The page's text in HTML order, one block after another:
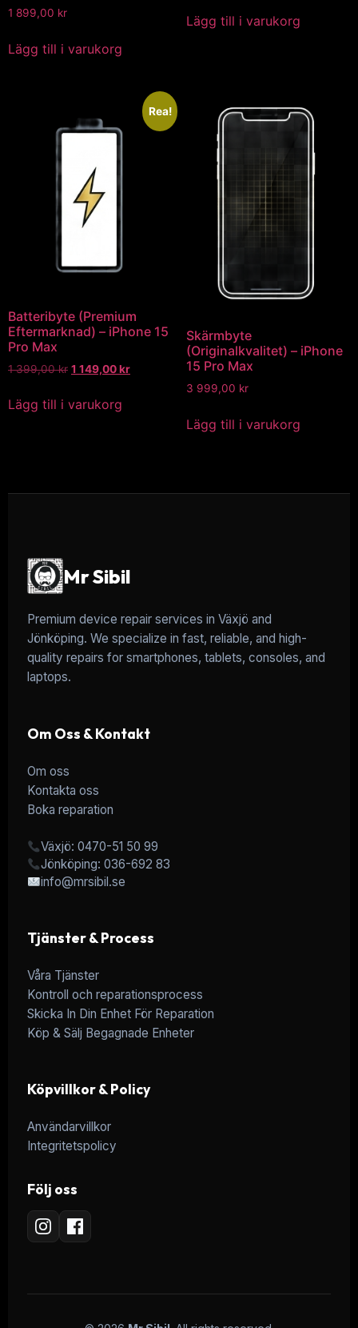
1 899,00 kr
Lägg till i varukorg
Lägg till i varukorg
Rea!
Batteribyte (Premium
Eftermarknad) – iPhone 15
Pro Max
1 399,00kr 1 149,00kr
Lägg till i varukorg
Skärmbyte
(Originalkvalitet) – iPhone
15 Pro Max
3 999,00 kr
Lägg till i varukorg
Mr Sibil
Premium device repair services in Växjö and
Jönköping. We specialize in fast, reliable, and high-
quality repairs for smartphones, tablets, consoles, and
laptops.
Om Oss & Kontakt
Om oss
Kontakta oss
Boka reparation
Växjö: 0470-51 50 99
Jönköping: 036-692 83
info@mrsibil.se
Tjänster & Process
Våra Tjänster
Kontroll och reparationsprocess
Skicka In Din Enhet För Reparation
Köp & Sälj Begagnade Enheter
Köpvillkor & Policy
Användarvillkor
Integritetspolicy
Följ oss